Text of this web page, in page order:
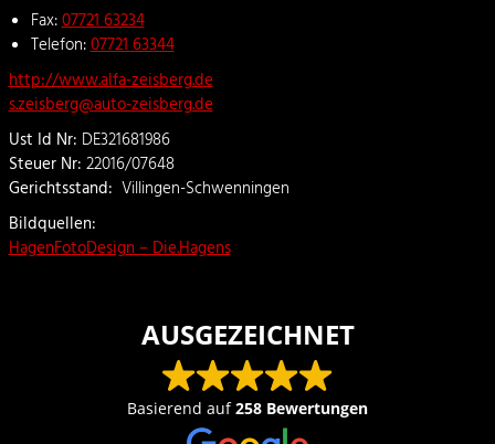
Fax:07721 63234
Telefon:07721 63344
http://www.alfa-zeisberg.de
s.zeisberg@auto-zeisberg.de
Ust Id Nr: DE321681986
Steuer Nr: 22016/07648
Gerichtsstand: Villingen-Schwenningen
Bildquellen:
HagenFotoDesign – Die.Hagens
AUSGEZEICHNET
Basierend auf258 Bewertungen